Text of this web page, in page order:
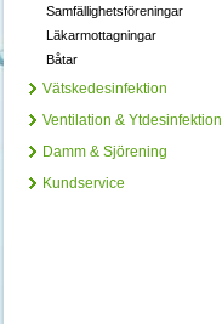
Samfällighetsföreningar
Läkarmottagningar
Båtar
Vätskedesinfektion
Ventilation & Ytdesinfektion
Damm & Sjörening
Kundservice